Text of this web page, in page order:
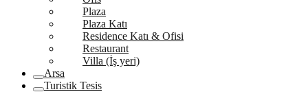
Plaza
Plaza Katı
Residence Katı & Ofisi
Restaurant
Villa (İş yeri)
Arsa
Turistik Tesis